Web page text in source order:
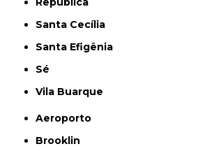
Santa Cecília
Santa Efigênia
Sé
Vila Buarque
Aeroporto
Brooklin